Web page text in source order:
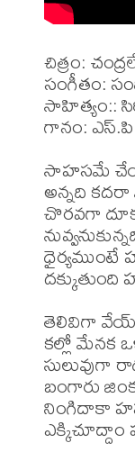
చిత్రం:
సంగీతం:
సాహిత్యం::
గానం:
సాహసమే చేయ్‌రా
అన్నది
చొరవగా
ధైర్యముంటే
తెలివిగా వేయ్‌రా పాచిక
కల్లో మేనక
సులువుగా
బంగారు
నింగిదాకా